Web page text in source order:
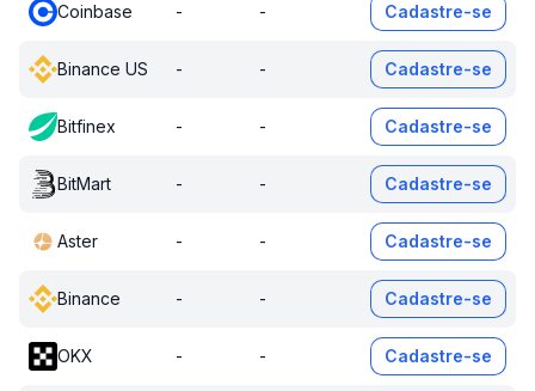
Coinbase - - Cadastre-se
Binance US - - Cadastre-se
Bitfinex - - Cadastre-se
BitMart - - Cadastre-se
Aster - - Cadastre-se
Binance - - Cadastre-se
OKX - - Cadastre-se